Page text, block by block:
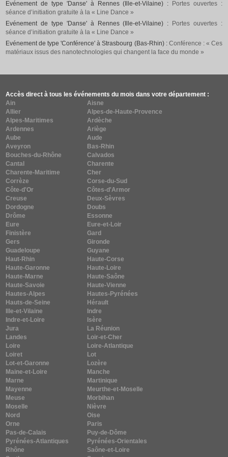
Evénement de type 'Danse' à Rennes (Ille-et-Vilaine) :
Portes ouvertes :
séance d’initiation gratuite à la « Line Dance »
Evénement de type 'Danse' à Rennes (Ille-et-Vilaine) :
Portes ouvertes :
séance d’initiation gratuite à la « Line Dance »
Evénement de type 'Conférence' à Strasbourg (Bas-Rhin) : Conférence : « Ces
matériaux issus des nanotechnologies qui changent la face du monde »
Accès direct à tous les événements du mois dans votre département :
Ain
Aisne
Allier
Alpes-de-Haute-Provence
Alpes-Maritimes
Ardèche
Ardennes
Ariège
Aube
Aude
Aveyron
Bas-Rhin
Bouches-du-Rhône
Calvados
Cantal
Charente
Charente-Maritime
Cher
Corrèze
Corse-du-Sud
Côte-d'Or
Côtes-d'Armor
Creuse
Deux-Sèvres
Dordogne
Doubs
Drôme
Essonne
Eure
Eure-et-Loir
Finistère
Gard
Gers
Gironde
Guadeloupe
Guyane
Haut-Rhin
Haute-Corse
Haute-Garonne
Haute-Loire
Haute-Marne
Haute-Saône
Haute-Savoie
Haute-Vienne
Hautes-Alpes
Hautes-Pyrénées
Hauts-de-Seine
Hérault
Ille-et-Vilaine
Indre
Indre-et-Loire
Isère
Jura
La Réunion
Landes
Loir-et-Cher
Loire
Loire-Atlantique
Loiret
Lot
Lot-et-Garonne
Lozère
Maine-et-Loire
Manche
Marne
Martinique
Mayenne
Meurthe-et-Moselle
Meuse
Morbihan
Moselle
Nièvre
Nord
Oise
Orne
Paris
Pas-de-Calais
Puy-de-Dôme
Pyrénées-Atlantiques
Pyrénées-Orientales
Rhône
Saône-et-Loire